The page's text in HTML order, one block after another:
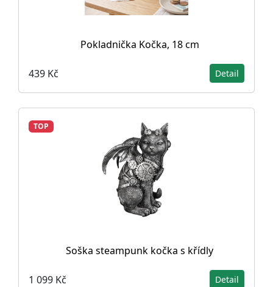
Pokladnička Kočka, 18 cm
439 Kč Detail
TOP
Soška steampunk kočka s křídly
1 099 Kč Detail